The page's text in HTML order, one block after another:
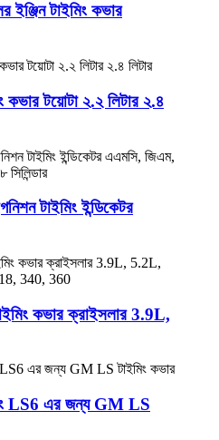
ইঞ্জিন টাইমিং কভার
কভার টয়োটা ২.২ লিটার ২.৪
টাইমিং ইন্ডিকেটর
কভার ক্রাইসলার 3.9L,
LS6 এর জন্য GM LS